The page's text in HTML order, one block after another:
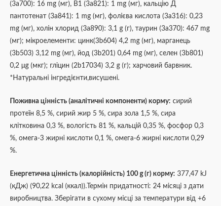
(3а700): 16 mg (мг), В1 (3а821): 1 mg (мг), кальцію Д
пантотенат (3а841): 1 mg (мг), фолієва кислота (3а316): 0,23
mg (мг), холін хлорид (3а890): 3,1 g (г), таурин (3а370): 467 mg
(мг); мікроелементи: цинк(3b604) 4,2 mg (мг), марганeць
(3b503) 3,12 mg (мг), йод (3b201) 0,64 mg (мг), селен (3b801)
0,2 μg (мкг); гліцин (2b17034) 3,2 g (г); харчовий барвник.
*Натуральні інгредієнти,висушені.
Поживна цінність (аналітичні компоненти) корму: сирий
протеїн 8,5 %, сирий жир 5 %, сира зола 1,5 %, сира
клітковина 0,3 %, вологість 81 %, кальцій 0,35 %, фосфор 0,3
%, омега-3 жирні кислоти 0,1 %, омега-6 жирні кислоти 0,29
%.
Енергетична цінність (калорійність) 100 g (г) корму: 377,47 kJ
(кДж) (90,22 kcal (ккал)).Термін придатності: 24 місяці з дати
виробництва. Зберігати в сухому місці за температури від +6